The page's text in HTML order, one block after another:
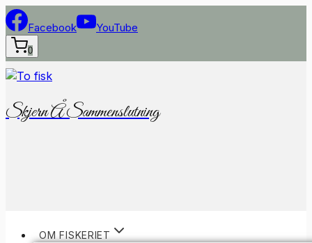
Fortsæt
til
indhold
Facebook YouTube
0
Skjern Å Sammenslutning
OM FISKERIET